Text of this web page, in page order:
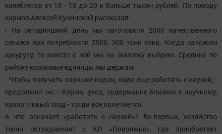
колеблется от 16 - 18 до 20 и больше тысяч рублей. По поводу
кормов Алексей Кучинский рассказал:
- На сегодняшний день мы заготовили 2000 качественного
сенажа при потребности 2500, 300 тонн сена. Когда заложим
кукурузу, то вместе с ней мы на зимовку выйдем. Средние по
району кормовые единицы мы держим.
- Чтобы получать хорошие надои, надо еще работать с наукой, -
продолжил он. - Корма, уход, содержание близкое к научному,
кропотливый труд - тогда все получается.
А что означает «работать с наукой»? Во-первых, хозяйство
тесно сотрудничает с ХЛ «Поволжье», где приобретает